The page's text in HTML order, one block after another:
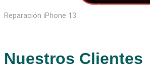
Reparación iPhone 13
Nuestros Clientes